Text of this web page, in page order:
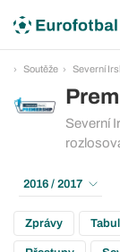
Soutěže Severní
Severní
2016 / 2017
Zprávy